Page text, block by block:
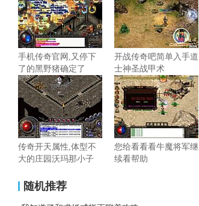
手机传奇官网,又停下
了的黑野猪确定了
开战传奇吧简单入手道
士神圣战甲术
传奇开天属性,体型不
大的庄园沃玛那小子
您给看看看牛魔将军继
续看帮助
随机推荐